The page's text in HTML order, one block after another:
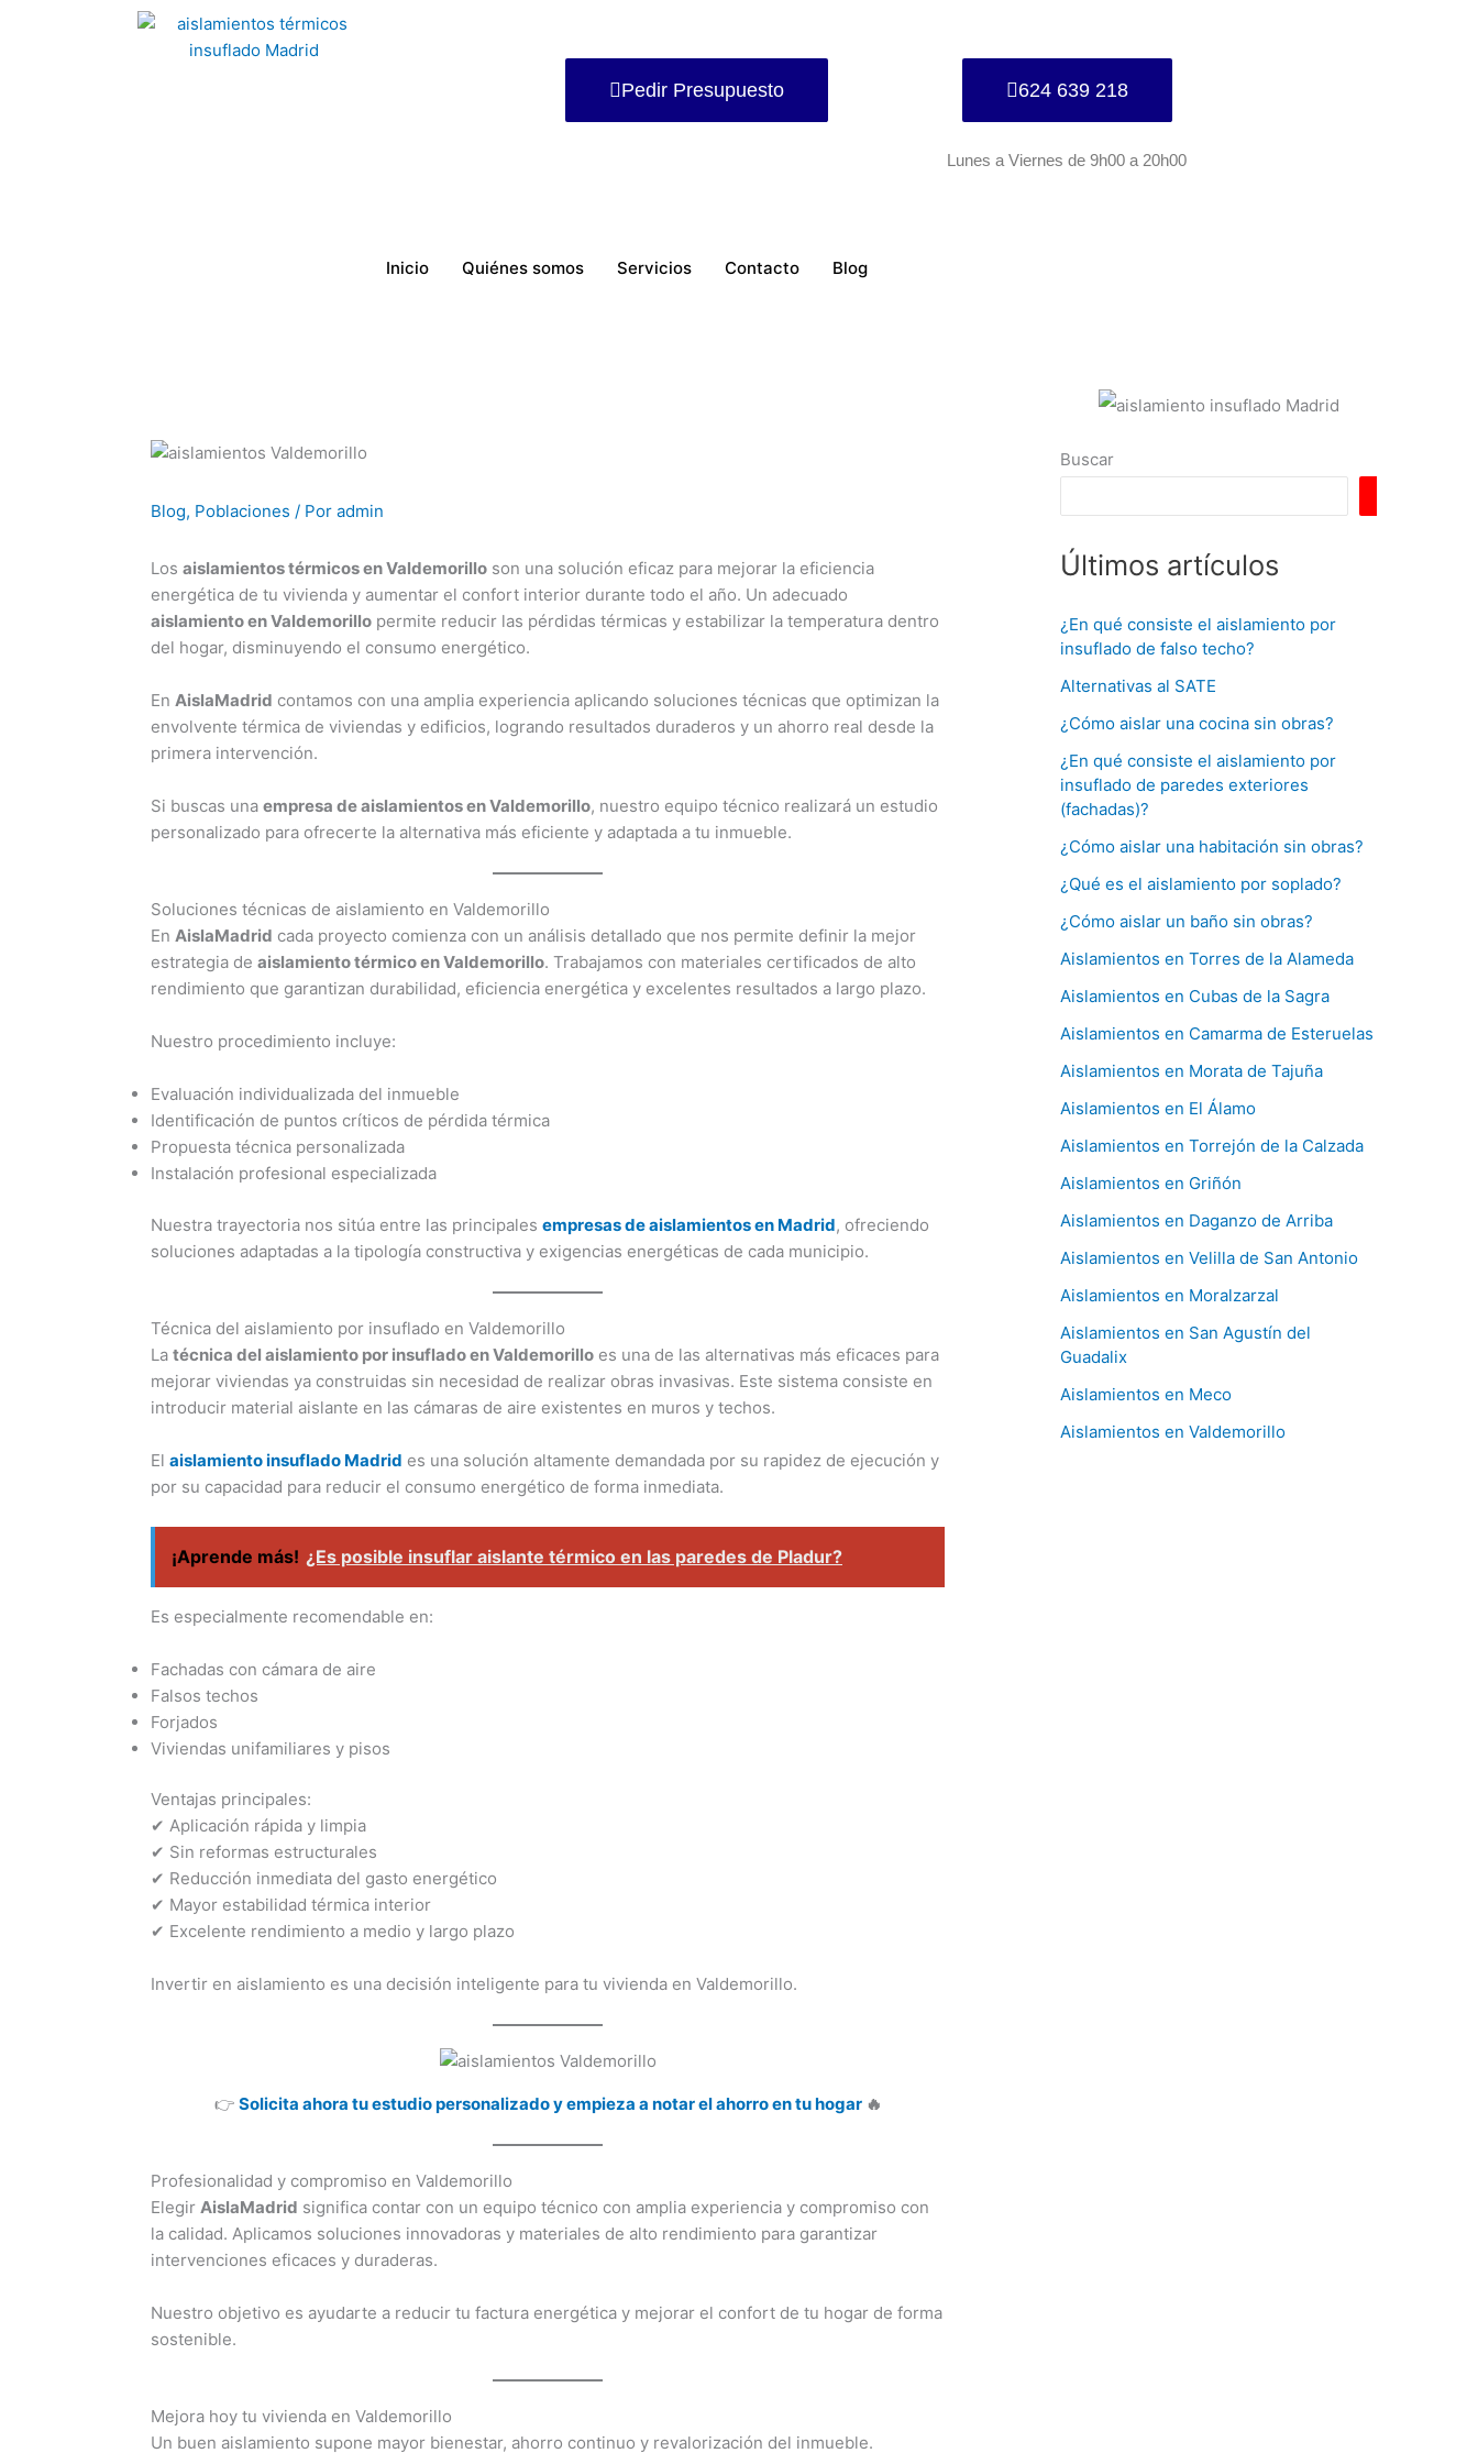
Pedir Presupuesto 624 639 218
Lunes a Viernes de 9h00 a 20h00
Inicio Quiénes somos Servicios Contacto Blog
Blog, Poblaciones / Por admin
Los aislamientos térmicos en Valdemorillo son una solución eficaz para mejorar la eficiencia
energética de tu vivienda y aumentar el confort interior durante todo el año. Un adecuado
aislamiento en Valdemorillo permite reducir las pérdidas térmicas y estabilizar la temperatura dentro
del hogar, disminuyendo el consumo energético.
En AislaMadrid contamos con una amplia experiencia aplicando soluciones técnicas que optimizan la
envolvente térmica de viviendas y edificios, logrando resultados duraderos y un ahorro real desde la
primera intervención.
Si buscas una empresa de aislamientos en Valdemorillo, nuestro equipo técnico realizará un estudio
personalizado para ofrecerte la alternativa más eficiente y adaptada a tu inmueble.
Soluciones técnicas de aislamiento en Valdemorillo
En AislaMadrid cada proyecto comienza con un análisis detallado que nos permite definir la mejor
estrategia de aislamiento térmico en Valdemorillo. Trabajamos con materiales certificados de alto
rendimiento que garantizan durabilidad, eficiencia energética y excelentes resultados a largo plazo.
Nuestro procedimiento incluye:
Evaluación individualizada del inmueble
Identificación de puntos críticos de pérdida térmica
Propuesta técnica personalizada
Instalación profesional especializada
Nuestra trayectoria nos sitúa entre las principales empresas de aislamientos en Madrid, ofreciendo
soluciones adaptadas a la tipología constructiva y exigencias energéticas de cada municipio.
Técnica del aislamiento por insuflado en Valdemorillo
La técnica del aislamiento por insuflado en Valdemorillo es una de las alternativas más eficaces para
mejorar viviendas ya construidas sin necesidad de realizar obras invasivas. Este sistema consiste en
introducir material aislante en las cámaras de aire existentes en muros y techos.
El aislamiento insuflado Madrid es una solución altamente demandada por su rapidez de ejecución y
por su capacidad para reducir el consumo energético de forma inmediata.
¡Aprende más! ¿Es posible insuflar aislante térmico en las paredes de Pladur?
Es especialmente recomendable en:
Fachadas con cámara de aire
Falsos techos
Forjados
Viviendas unifamiliares y pisos
Ventajas principales:
✔ Aplicación rápida y limpia
✔ Sin reformas estructurales
✔ Reducción inmediata del gasto energético
✔ Mayor estabilidad térmica interior
✔ Excelente rendimiento a medio y largo plazo
Invertir en aislamiento es una decisión inteligente para tu vivienda en Valdemorillo.
👉 Solicita ahora tu estudio personalizado y empieza a notar el ahorro en tu hogar🔥
Profesionalidad y compromiso en Valdemorillo
Elegir AislaMadrid significa contar con un equipo técnico con amplia experiencia y compromiso con
la calidad. Aplicamos soluciones innovadoras y materiales de alto rendimiento para garantizar
intervenciones eficaces y duraderas.
Nuestro objetivo es ayudarte a reducir tu factura energética y mejorar el confort de tu hogar de forma
sostenible.
Mejora hoy tu vivienda en Valdemorillo
Un buen aislamiento supone mayor bienestar, ahorro continuo y revalorización del inmueble.
Buscar
Últimos artículos
¿En qué consiste el aislamiento por
insuflado de falso techo?
Alternativas al SATE
¿Cómo aislar una cocina sin obras?
¿En qué consiste el aislamiento por
insuflado de paredes exteriores
(fachadas)?
¿Cómo aislar una habitación sin obras?
¿Qué es el aislamiento por soplado?
¿Cómo aislar un baño sin obras?
Aislamientos en Torres de la Alameda
Aislamientos en Cubas de la Sagra
Aislamientos en Camarma de Esteruelas
Aislamientos en Morata de Tajuña
Aislamientos en El Álamo
Aislamientos en Torrejón de la Calzada
Aislamientos en Griñón
Aislamientos en Daganzo de Arriba
Aislamientos en Velilla de San Antonio
Aislamientos en Moralzarzal
Aislamientos en San Agustín del
Guadalix
Aislamientos en Meco
Aislamientos en Valdemorillo